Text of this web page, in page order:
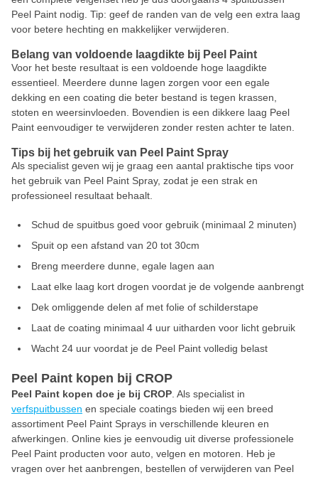
Peel Paint nodig. Tip: geef de randen van de velg een extra laag
voor betere hechting en makkelijker verwijderen.
Belang van voldoende laagdikte bij Peel Paint
Voor het beste resultaat is een voldoende hoge laagdikte
essentieel. Meerdere dunne lagen zorgen voor een egale
dekking en een coating die beter bestand is tegen krassen,
stoten en weersinvloeden. Bovendien is een dikkere laag Peel
Paint eenvoudiger te verwijderen zonder resten achter te laten.
Tips bij het gebruik van Peel Paint Spray
Als specialist geven wij je graag een aantal praktische tips voor
het gebruik van Peel Paint Spray, zodat je een strak en
professioneel resultaat behaalt.
Schud de spuitbus goed voor gebruik (minimaal 2 minuten)
Spuit op een afstand van 20 tot 30cm
Breng meerdere dunne, egale lagen aan
Laat elke laag kort drogen voordat je de volgende aanbrengt
Dek omliggende delen af met folie of schilderstape
Laat de coating minimaal 4 uur uitharden voor licht gebruik
Wacht 24 uur voordat je de Peel Paint volledig belast
Peel Paint kopen bij CROP
Peel Paint kopen doe je bij CROP . Als specialist in
verfspuitbussen en speciale coatings bieden wij een breed
assortiment Peel Paint Sprays in verschillende kleuren en
afwerkingen. Online kies je eenvoudig uit diverse professionele
Peel Paint producten voor auto, velgen en motoren. Heb je
vragen over het aanbrengen, bestellen of verwijderen van Peel